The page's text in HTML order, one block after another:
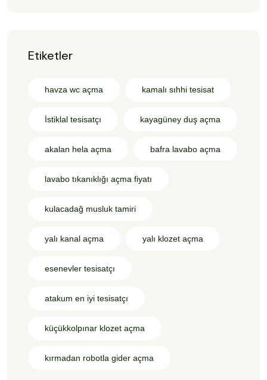
Etiketler
havza wc açma kamalı sıhhi tesisat
İstiklal tesisatçı kayagüney duş açma
akalan hela açma bafra lavabo açma
lavabo tıkanıklığı açma fiyatı
kulacadağ musluk tamiri
yalı kanal açma yalı klozet açma
esenevler tesisatçı
atakum en iyi tesisatçı
küçükkolpınar klozet açma
kırmadan robotla gider açma